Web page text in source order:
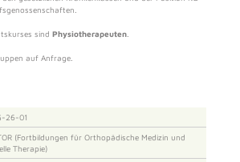
sind Physiotherapeuten
auf Anfrage.
26-01
(Fortbildungen für Orthopädische Medizin und
Therapie)